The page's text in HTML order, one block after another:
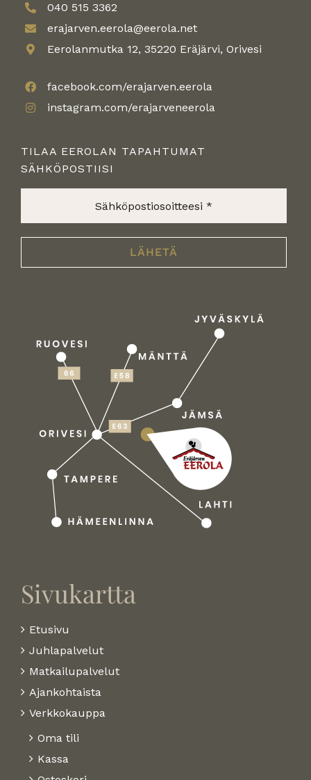
040 515 3362
erajarven.eerola@eerola.net
Eerolanmutka 12, 35220 Eräjärvi, Orivesi
facebook.com/erajarven.eerola
instagram.com/erajarveneerola
TILAA EEROLAN TAPAHTUMAT
SÄHKÖPOSTIISI
*
Sivukartta
Etusivu
Juhlapalvelut
Matkailupalvelut
Ajankohtaista
Verkkokauppa
Oma tili
Kassa